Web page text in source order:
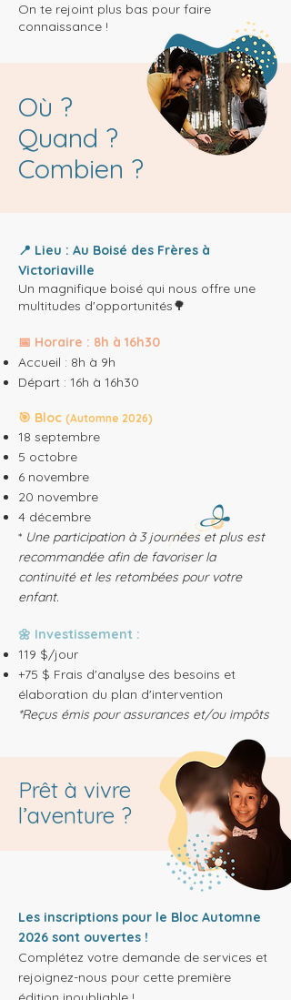
On te rejoint plus bas pour faire
connaissance !
Où ?
Quand ?
Combien ?
📍 Lieu : Au Boisé des Frères à
Victoriaville
Un magnifique boisé qui nous offre une
multitudes d'opportunités🌳
📅 Horaire : 8h à 16h30
Accueil : 8h à 9h
Départ : 16h à 16h30
🎯 Bloc (Automne 2026)
18 septembre
5 octobre
6 novembre
20 novembre
4 décembre
* Une participation à 3 journées et plus est
recommandée afin de favoriser la
continuité et les retombées pour votre
enfant.
🌼 Investissement :
119 $/jour
+75 $ Frais d'analyse des besoins et
élaboration du plan d'intervention
*Reçus émis pour assurances et/ou impôts
Les inscriptions pour le Bloc Automne
2026 sont ouvertes !
Complétez votre demande de services et
rejoignez-nous pour cette première
Prêt à vivre
l’aventure ?